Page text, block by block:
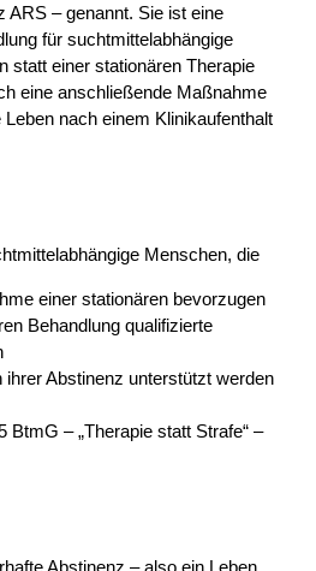
ARS – genannt. Sie ist eine
für suchtmittelabhängige
statt einer stationären Therapie
eine anschließende Maßnahme
nach einem Klinikaufenthalt
Menschen, die
einer stationären bevorzugen
Behandlung qualifizierte
ihrer Abstinenz unterstützt werden
BtmG – „Therapie statt Strafe“ –
Abstinenz – also ein Leben